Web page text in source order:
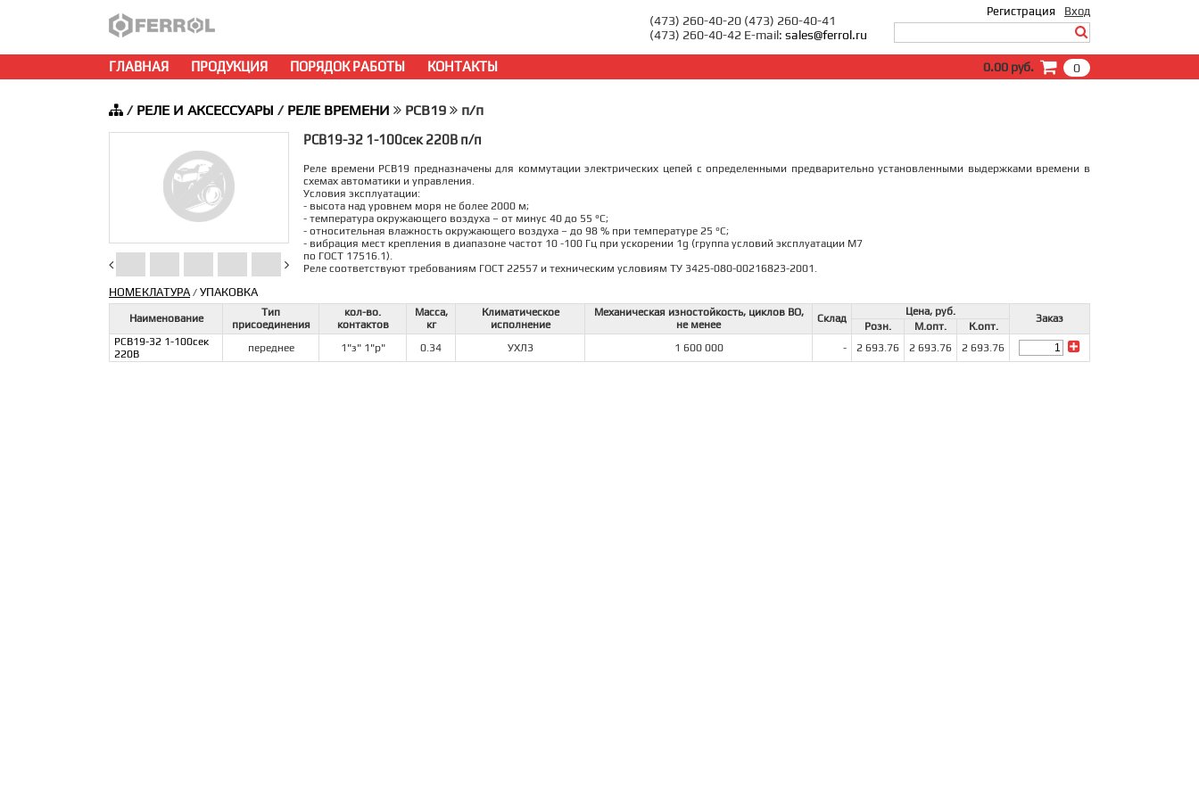
Вход
Забыли пароль?
Регистрация
(473) 260-40-20 (473) 260-40-41
(473) 260-40-42 E-mail: sales@ferrol.ru
ГЛАВНАЯ ПРОДУКЦИЯ ПОРЯДОК РАБОТЫ КОНТАКТЫ 0
0.00 руб.
/ РЕЛЕ И АКСЕССУАРЫ / РЕЛЕ ВРЕМЕНИ РСВ19 п/п
РСВ19-32 1-100сек 220В п/п
Реле времени РСВ19 предназначены для коммутации электрических цепей с определенными предварительно установленными выдержками времени в
схемах автоматики и управления.
Условия эксплуатации:
- высота над уровнем моря не более 2000 м;
- температура окружающего воздуха – от минус 40 до 55 °С;
- относительная влажность окружающего воздуха – до 98 % при температуре 25 °С;
- вибрация мест крепления в диапазоне частот 10 -100 Гц при ускорении 1g (группа условий эксплуатации М7
по ГОСТ 17516.1).
Реле соответствуют требованиям ГОСТ 22557 и техническим условиям ТУ 3425-080-00216823-2001.
НОМЕКЛАТУРА/ УПАКОВКА
Наименование
Тип
присоединения
кол-во.
контактов
Масса,
кг
Климатическое
исполнение
Механическая изностойкость, циклов ВО,
не менее
Склад
Цена, руб.
Заказ
Розн. М.опт.
К.опт.
РСВ19-32 1-100сек
220В
переднее 1"з" 1"р" 0.34 УХЛ3 1 600 000 - 2 693.76 2 693.76 2 693.76